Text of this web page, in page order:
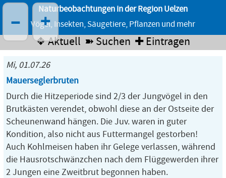
Naturbeobachtungen in der Region Uelzen
Vögel, Insekten, Säugetiere, Pflanzen und mehr
❖ Aktuell ➽ Suchen ✚ Eintragen
Mi, 01.07.26
Mauerseglerbruten
Durch die Hitzeperiode sind 2/3 der Jungvögel in den
Brutkästen verendet, obwohl diese an der Ostseite der
Scheunenwand hängen. Die Juv. waren in guter
Kondition, also nicht aus Futtermangel gestorben!
Auch Kohlmeisen haben ihr Gelege verlassen, während
die Hausrotschwänzchen nach dem Flüggewerden ihrer
2 Jungen eine Zweitbrut begonnen haben.
– +